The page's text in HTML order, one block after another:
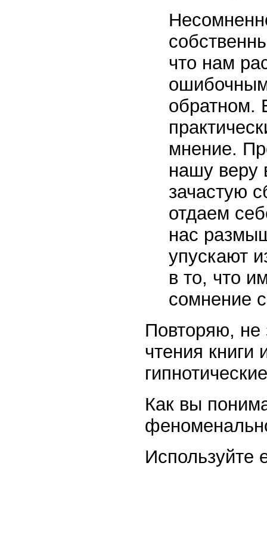
что нам
обратном.
мнение.
нашу веру
зачастую
отдаем
нас
упускают
в то, что
сомнение
Повторяю, не
чтения книги
Как вы
Используйте